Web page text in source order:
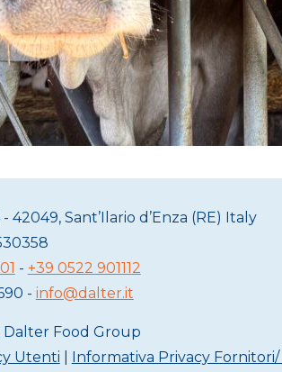
- 42049, Sant’Ilario d’Enza (RE) Italy
- +39 0522 901112
- info@dalter.it
Food Group
Utenti
Informativa Privacy Fornitori/